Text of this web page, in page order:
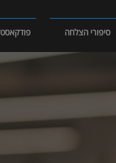
סיפורי הצלחה פודקאסט